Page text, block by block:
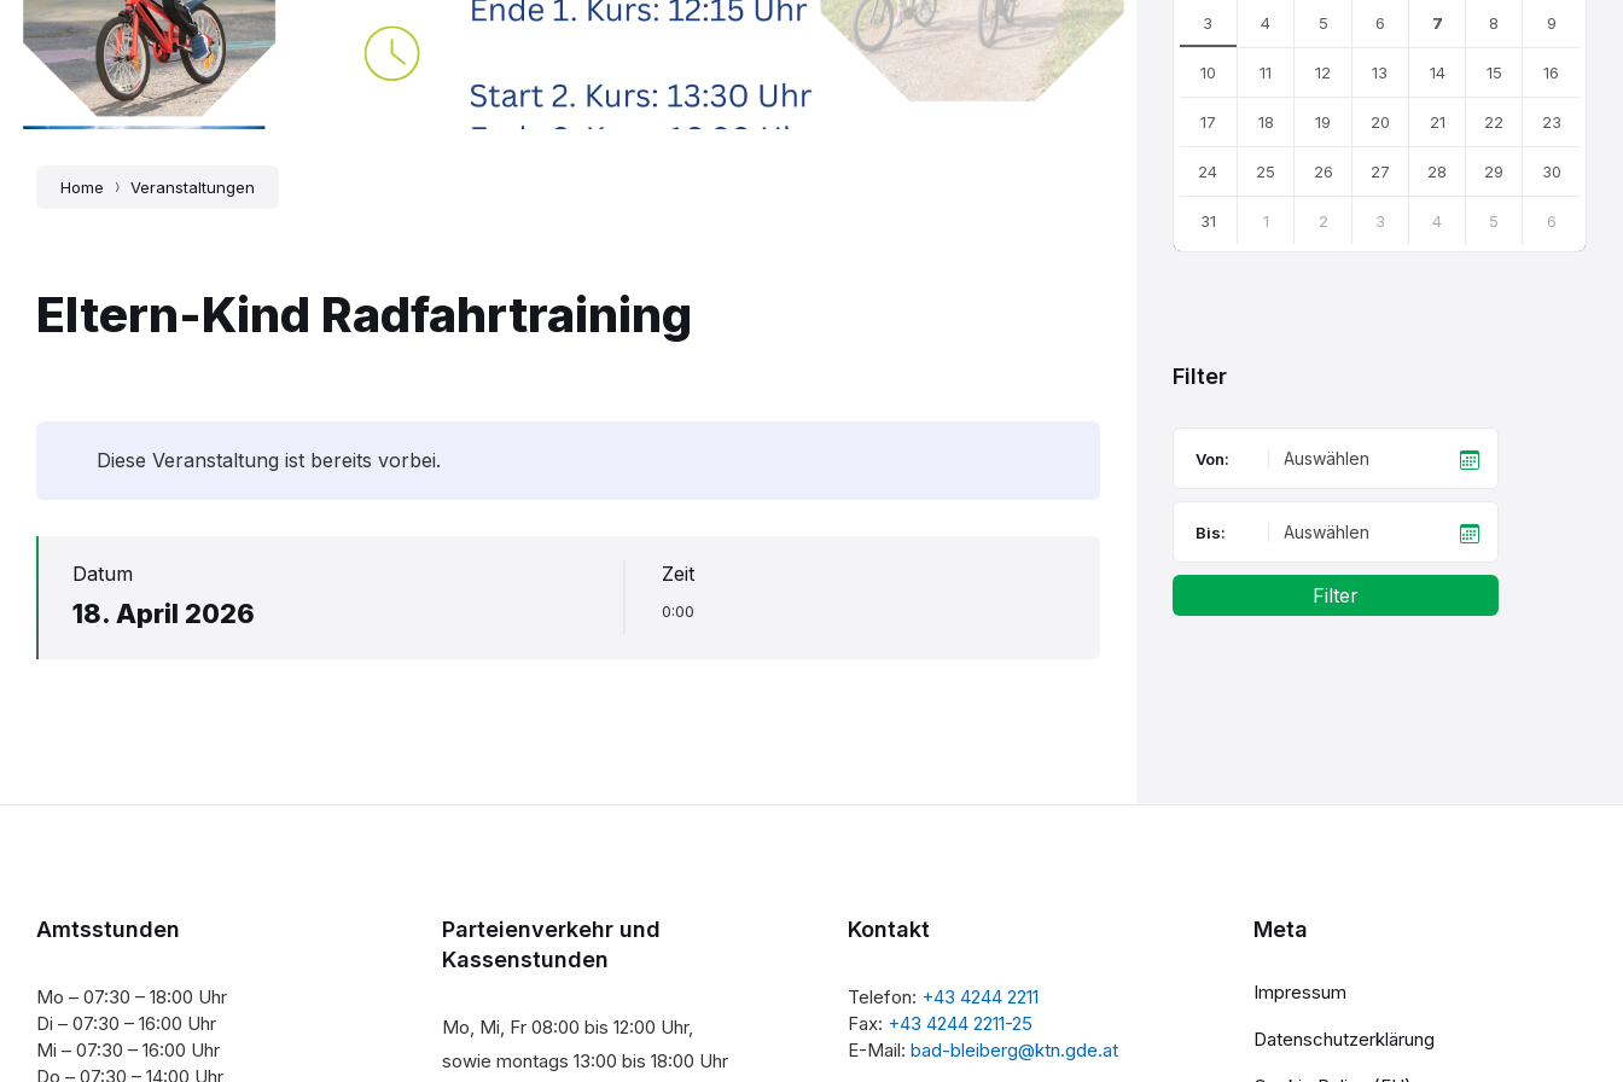
Home Veranstaltungen
Eltern-Kind Radfahrtraining
Diese Veranstaltung ist bereits vorbei.
Datum
18. April 2026
Zeit
0:00
3 4 5 6 7 8 9
10 11 12 13 14 15 16
17 18 19 20 21 22 23
24 25 26 27 28 29 30
31 1 2 3 4 5 6
Filter
Von:
Bis:
Filter
Amtsstunden
Mo – 07:30 – 18:00 Uhr
Di – 07:30 – 16:00 Uhr
Mi – 07:30 – 16:00 Uhr
Do – 07:30 – 14:00 Uhr
Parteienverkehr und
Kassenstunden
Mo, Mi, Fr 08:00 bis 12:00 Uhr,
sowie montags 13:00 bis 18:00 Uhr
Kontakt
Telefon: +43 4244 2211
Fax: +43 4244 2211-25
E-Mail: bad-bleiberg@ktn.gde.at
Meta
Impressum
Datenschutzerklärung